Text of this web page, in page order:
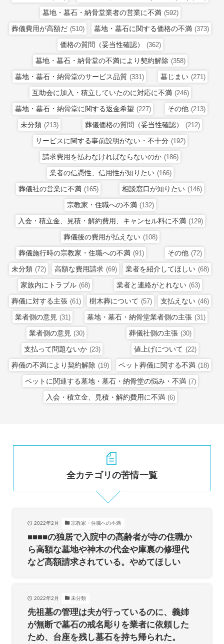
墓地・墓石・納骨堂業者の営業に不満 (592)
葬儀費用が高額だ (510) 墓地・墓石に関する価格の不満 (373)
価格の質問（妥当性確認） (362)
墓地・墓石・納骨堂の不満により契約解除 (358)
墓地・墓石・納骨堂のサービス品質 (331) 墓じまい (271)
互助会に加入・積立していたのに対応に不満 (246)
墓地・墓石・納骨堂に関する返金希望 (227) その他 (213)
未分類 (213) 葬儀価格の質問（妥当性確認） (212)
サービスに関する事前説明がない・不十分 (192)
請求費用を払わなければならないのか (186)
業者の信憑性、信用性が知りたい (166)
葬儀社の営業に不満 (165) 相談窓口が知りたい (146)
宗教家・住職への不満 (132)
入会・積立金、見積・解約費用、キャンセル料に不満 (129)
葬儀後の費用が払えない (108)
葬儀施行時の宗教家・住職への不満 (91) その他 (72)
未分類 (72) 高額な費用請求 (69) 業者を紹介してほしい (68)
家族内にトラブル (68) 業者と連絡がとれない (63)
葬儀に対する主張 (61) 樹木葬について (57) 支払えない (46)
業者側の意見 (31) 墓地・墓石・納骨堂業者側の主張 (31)
業者側の意見 (30) 葬儀社側の主張 (30)
支払って問題ないか (23) 値上げについて (22)
葬儀の不満により契約解除 (19) ペット葬儀に関する不満 (18)
ペットに関連する墓地・墓石・納骨堂の悩み・不満 (7)
入会・積立金、見積・解約費用に不満 (6)
全カテゴリの苦情一覧
2022年2月 宗教家・住職への不満
■■■■の独居で入院中の高齢者が寺の住職か
ら高額な墓地や神木の代金や庫裏の修理代
など高額請求されている。やめてほしい
2022年2月 未分類
先祖墓の管理は夫が行っているのに、義姉
が無断で墓石の戒名彫りを業者に依頼した
ため、台座を残し墓石を持ち帰られた。